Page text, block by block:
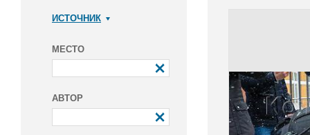
ИСТОЧНИК
МЕСТО
АВТОР